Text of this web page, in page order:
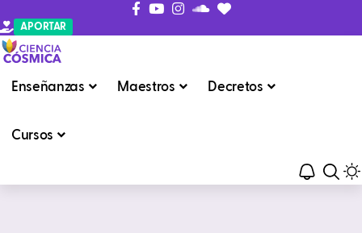
APORTAR
Enseñanzas Maestros Decretos
Cursos